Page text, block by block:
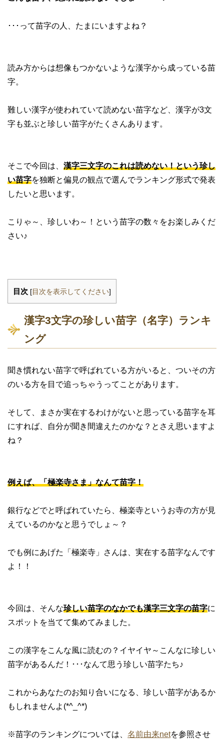
･･･って苗字の人、たまにいますよね？
読み方からは想像もつかないような漢字から成っている苗
字。
難しい漢字が使われていて読めない苗字など、漢字が3文
字も並ぶと珍しい苗字がたくさんあります。
そこで今回は、 漢字三文字のこれは読めない！という珍し
い苗字を独断と偏見の観点で選んでランキング形式で発表
したいと思います。
こりゃ～、珍しいわ～！という苗字の数々をお楽しみくだ
さい♪
目次 [ 目次を表示してください]
漢字3文字の珍しい苗字（名字）ランキ
ング
聞き慣れない苗字で呼ばれている方がいると、ついその方
のいる方を目で追っちゃうってことがあります。
そして、まさか実在するわけがないと思っている苗字を耳
にすれば、自分が聞き間違えたのかな？とさえ思いますよ
ね？
例えば、「極楽寺さま」なんて苗字！
銀行などでと呼ばれていたら、極楽寺というお寺の方が見
えているのかなと思うでしょ～？
でも例にあげた「極楽寺」さんは、実在する苗字なんです
よ！！
今回は、そんな珍しい苗字のなかでも漢字三文字の苗字に
スポットを当てて集めてみました。
この漢字をこんな風に読むの？イヤイヤ～こんなに珍しい
苗字があるんだ！･･･なんて思う珍しい苗字たち♪
これからあなたのお知り合いになる、珍しい苗字があるか
もしれませんよ(*^_^*)
※苗字のランキングについては、 名前由来netを参照させ